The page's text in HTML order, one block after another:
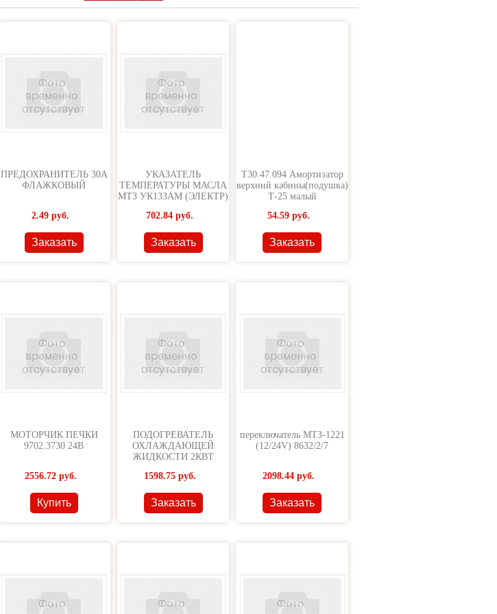
ПРЕДОХРАНИТЕЛЬ 30А
ФЛАЖКОВЫЙ
2.49 руб.
Заказать
УКАЗАТЕЛЬ
ТЕМПЕРАТУРЫ МАСЛА
МТЗ УК133АМ (ЭЛЕКТР)
702.84 руб.
Заказать
Т30.47.094 Амортизатор
верхний кабины(подушка)
Т-25 малый
54.59 руб.
Заказать
МОТОРЧИК ПЕЧКИ
9702.3730 24В
2556.72 руб.
Купить
ПОДОГРЕВАТЕЛЬ
ОХЛАЖДАЮЩЕЙ
ЖИДКОСТИ 2КВТ
1598.75 руб.
Заказать
переключатель МТЗ-1221
(12/24V) 8632/2/7
2098.44 руб.
Заказать